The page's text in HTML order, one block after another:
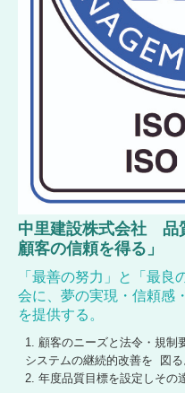
エントリーフォーム
お問い合わせ
個人情報保護方針
中里建設株式会社 品
顧客の信頼を得る」
「最善の努力」と「最
会に、夢の実現・信頼感
を提供する。
顧客のニーズと法令・規制
システムの継続的改善を 図る
年度品質目標を設定しその